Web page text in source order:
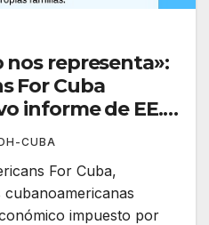
nos representa»:
For Cuba
informe de EE.
reclama el fin
CUBA
For Cuba,
impuesto por